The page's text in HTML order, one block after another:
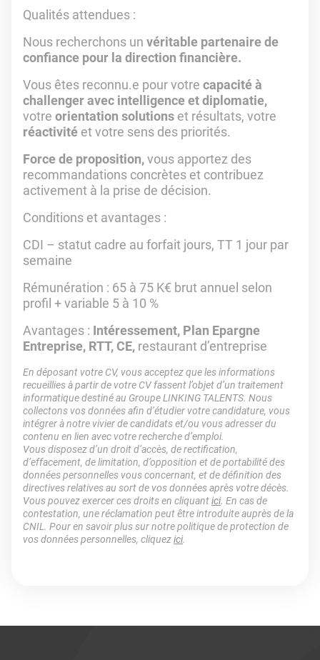
Qualités attendues :
Nous recherchons un véritable partenaire de
confiance pour la direction financière.
Vous êtes reconnu.e pour votre capacité à
challenger avec intelligence et diplomatie,
votre orientation solutions et résultats, votre
réactivité et votre sens des priorités.
Force de proposition,vous apportez des
recommandations concrètes et contribuez
activement à la prise de décision.
Conditions et avantages :
CDI – statut cadre au forfait jours, TT 1 jour par
semaine
Rémunération : 65 à 75 K€ brut annuel selon
profil + variable 5 à 10 %
Avantages : Intéressement, Plan Epargne
Entreprise, RTT, CE, restaurant d’entreprise
En déposant votre CV, vous acceptez que les informations
recueillies à partir de votre CV fassent l’objet d’un traitement
informatique destiné au Groupe LINKING TALENTS. Nous
collectons vos données afin d’étudier votre candidature, vous
intégrer à notre vivier de candidats et/ou vous adresser du
contenu en lien avec votre recherche d’emploi.
Vous disposez d’un droit d’accès, de rectification,
d’effacement, de limitation, d’opposition et de portabilité des
données personnelles vous concernant, et de définition des
directives relatives au sort de vos données après votre décès.
Vous pouvez exercer ces droits en cliquantici. En cas de
contestation, une réclamation peut être introduite auprès de la
CNIL. Pour en savoir plus sur notre politique de protection de
vos données personnelles, cliquezici.